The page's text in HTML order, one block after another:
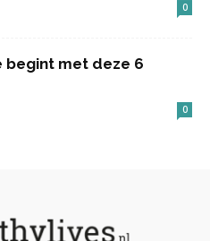
0
met deze 6
0